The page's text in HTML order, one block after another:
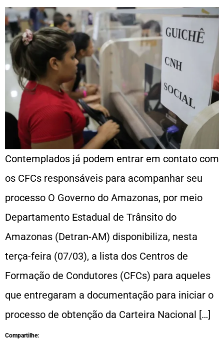
Contemplados já podem entrar em contato com
os CFCs responsáveis para acompanhar seu
processo O Governo do Amazonas, por meio
Departamento Estadual de Trânsito do
Amazonas (Detran-AM) disponibiliza, nesta
terça-feira (07/03), a lista dos Centros de
Formação de Condutores (CFCs) para aqueles
que entregaram a documentação para iniciar o
processo de obtenção da Carteira Nacional […]
Compartilhe: